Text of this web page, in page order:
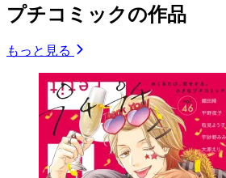
プチコミックの作品
もっと見る